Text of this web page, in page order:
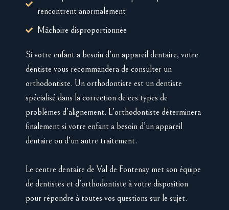
rencontrent anormalement
Mâchoire disproportionnée
Si votre enfant a besoin d’un appareil dentaire, votre
dentiste vous recommandera de consulter un
orthodontiste. Un orthodontiste est un dentiste
spécialisé dans la correction de ces types de
problèmes d’alignement. L’orthodontiste déterminera
finalement si votre enfant a besoin d’un appareil
dentaire ou d’un autre traitement.
Le centre dentaire de Val de Fontenay met son équipe
de dentistes et d’orthodontiste à votre disposition
pour répondre à toutes vos questions sur le sujet.